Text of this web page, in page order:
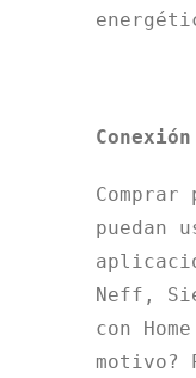
Comprar
puedan
Neff,
con
motivo?